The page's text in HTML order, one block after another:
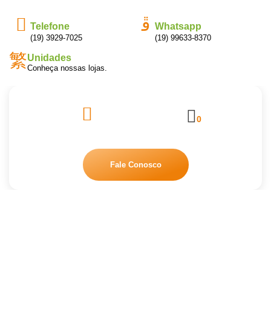
Telefone
(19) 3929-7025
Whatsapp
(19) 99633-8370
Unidades
Conheça nossas lojas.
0
Fale Conosco